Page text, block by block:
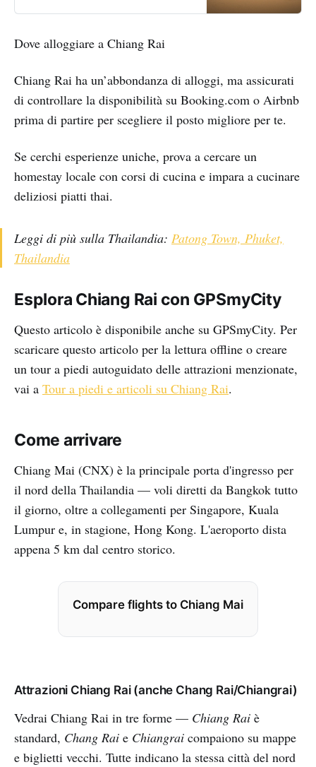
Prabang. After a successful border
previous day and a good night’s
Dove alloggiare a Chiang Rai
Chiang Rai ha un’abbondanza di alloggi, ma assicurati
di controllare la disponibilità su Booking.com o Airbnb
prima di partire per scegliere il posto migliore per te.
Se cerchi esperienze uniche, prova a cercare un
homestay locale con corsi di cucina e impara a cucinare
deliziosi piatti thai.
Leggi di più sulla Thailandia: Patong Town, Phuket,
Thailandia
Esplora Chiang Rai con GPSmyCity
Questo articolo è disponibile anche su GPSmyCity. Per
scaricare questo articolo per la lettura offline o creare
un tour a piedi autoguidato delle attrazioni menzionate,
vai a Tour a piedi e articoli su Chiang Rai.
Come arrivare
Chiang Mai (CNX) è la principale porta d'ingresso per
il nord della Thailandia — voli diretti da Bangkok tutto
il giorno, oltre a collegamenti per Singapore, Kuala
Lumpur e, in stagione, Hong Kong. L'aeroporto dista
appena 5 km dal centro storico.
Compare flights to Chiang Mai
Attrazioni Chiang Rai (anche Chang Rai/Chiangrai)
Vedrai Chiang Rai in tre forme — Chiang Rai è
standard, Chang Rai e Chiangrai compaiono su mappe
e biglietti vecchi. Tutte indicano la stessa città del nord